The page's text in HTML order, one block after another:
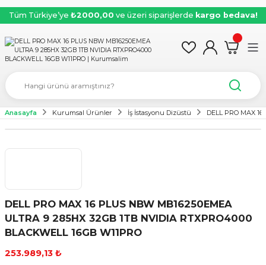
Tüm Türkiye’ye ₺2000,00 ve üzeri siparişlerde kargo bedava!
Anasayfa Kurumsal Ürünler İş İstasyonu Dizüstü DELL PRO MAX
DELL PRO MAX 16 PLUS NBW MB16250EMEA
ULTRA 9 285HX 32GB 1TB NVIDIA RTXPRO4000
BLACKWELL 16GB W11PRO
253.989,13 ₺